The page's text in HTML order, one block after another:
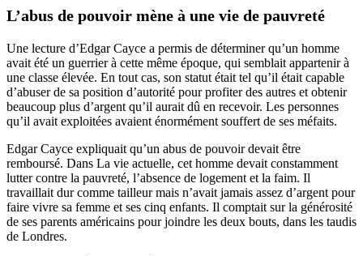
L’abus de pouvoir mène à une vie de pauvreté
Une lecture d’Edgar Cayce a permis de déterminer qu’un homme
avait été un guerrier à cette même époque, qui semblait appartenir à
une classe élevée. En tout cas, son statut était tel qu’il était capable
d’abuser de sa position d’autorité pour profiter des autres et obtenir
beaucoup plus d’argent qu’il aurait dû en recevoir. Les personnes
qu’il avait exploitées avaient énormément souffert de ses méfaits.
Edgar Cayce expliquait qu’un abus de pouvoir devait être
remboursé. Dans La vie actuelle, cet homme devait constamment
lutter contre la pauvreté, l’absence de logement et la faim. Il
travaillait dur comme tailleur mais n’avait jamais assez d’argent pour
faire vivre sa femme et ses cinq enfants. Il comptait sur la générosité
de ses parents américains pour joindre les deux bouts, dans les taudis
de Londres.